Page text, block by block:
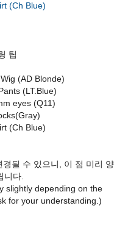
팁
(AD Blonde)
(LT.Blue)
eyes (Q11)
(Ch Blue)
될 수 있으니, 이 점 미리 양
니다.
slightly depending on the
for your understanding.)